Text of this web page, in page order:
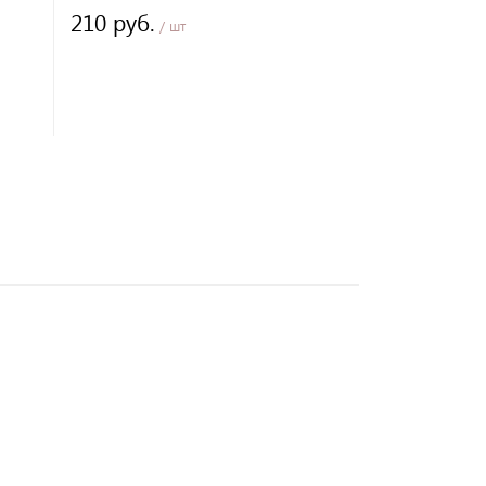
210 руб. / шт